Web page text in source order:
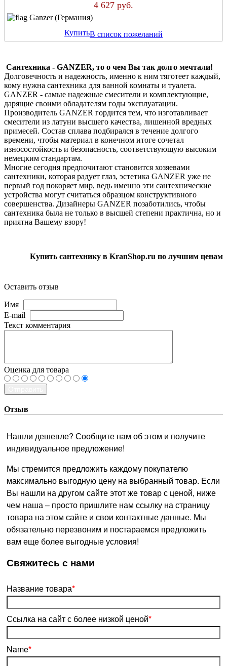
4 627 руб.
Ganzer (Германия)
КупитьВ список пожеланий
Сантехника - GANZER, то о чем Вы так долго мечтали!
Долговечность и надежность, именно к ним тяготеет каждый,
кому нужна сантехника для ванной комнаты и туалета.
GANZER - самые надежные смесители и комплектующие,
дарящие своими обладателям годы эксплуатации.
Производитель GANZER гордится тем, что изготавливает
смесители из латуни высшего качества, лишенной вредных
примесей. Состав сплава подбирался в течение долгого
времени, чтобы материал в конечном итоге сочетал
износостойкость и безопасность, соответствующую высоким
немецким стандартам.
Многие сегодня предпочитают становится хозяевами
сантехники, которая радует глаз, эстетика GANZER уже не
первый год покоряет мир, ведь именно эти сантехнические
устройства могут считаться образцом конструктивного
совершенства. Дизайнеры GANZER позаботились, чтобы
сантехника была не только в высшей степени практична, но и
приятна Вашему взору!
Купить сантехнику в KranShop.ru по лучшим ценам
Оставить отзыв
Имя
E-mail
Текст комментария
Оценка для товара
Отзыв
Нашли дешевле? Сообщите нам об этом и получите
индивидуальное предложение!
Мы стремится предложить каждому покупателю
максимально выгодную цену на выбранный товар. Если
Вы нашли на другом сайте этот же товар с ценой, ниже
чем наша – просто пришлите нам ссылку на страницу
товара на этом сайте и свои контактные данные. Мы
обязательно перезвоним и постараемся предложить
вам еще более выгодные условия!
­Свяжитесь с нами
Название товара*
Ссылка на сайт с более низкой ценой*
Name*